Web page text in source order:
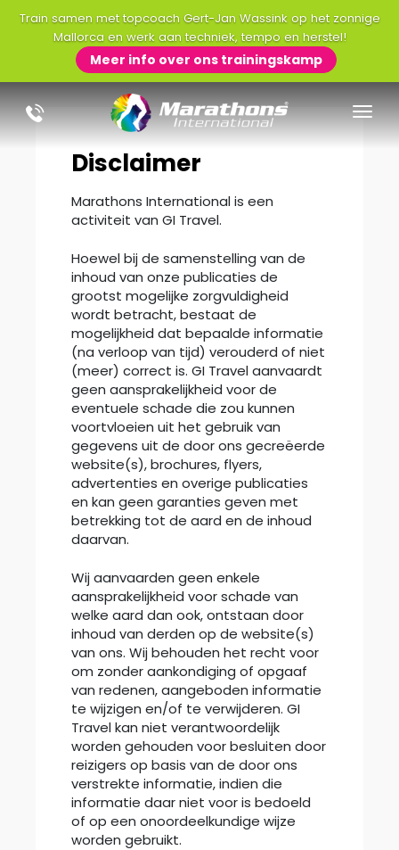
Train samen met topcoach Gert-Jan Wassink op het zonnige
Mallorca en werk aan techniek, tempo en herstel!
Meer info over ons trainingskamp
Disclaimer
Marathons International is een
activiteit van GI Travel.
Hoewel bij de samenstelling van de
inhoud van onze publicaties de
grootst mogelijke zorgvuldigheid
wordt betracht, bestaat de
mogelijkheid dat bepaalde informatie
(na verloop van tijd) verouderd of niet
(meer) correct is. GI Travel aanvaardt
geen aansprakelijkheid voor de
eventuele schade die zou kunnen
voortvloeien uit het gebruik van
gegevens uit de door ons gecreëerde
website(s), brochures, flyers,
advertenties en overige publicaties
en kan geen garanties geven met
betrekking tot de aard en de inhoud
daarvan.
Wij aanvaarden geen enkele
aansprakelijkheid voor schade van
welke aard dan ook, ontstaan door
inhoud van derden op de website(s)
van ons. Wij behouden het recht voor
om zonder aankondiging of opgaaf
van redenen, aangeboden informatie
te wijzigen en/of te verwijderen. GI
Travel kan niet verantwoordelijk
worden gehouden voor besluiten door
reizigers op basis van de door ons
verstrekte informatie, indien die
informatie daar niet voor is bedoeld
of op een onoordeelkundige wijze
worden gebruikt.